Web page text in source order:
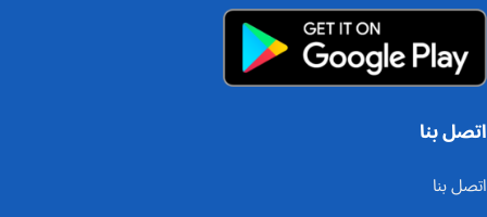
اتصل بنا
اتصل بنا